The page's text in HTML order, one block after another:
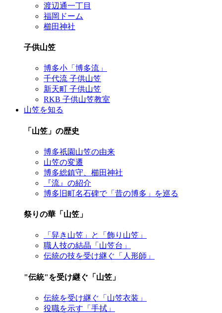
渡辺通一丁目
福岡ドーム
櫛田神社
子供山笠
博多小「博多流」
千代流 子供山笠
新天町 子供山笠
RKB 子供山笠教室
山笠を知る
「山笠」の歴史
博多祇園山笠の由来
山笠の変遷
博多総鎮守、櫛田神社
『流』の紹介
博多旧町名石碑で「昔の博多」を巡る
祭りの華「山笠」
「舁き山笠」と「飾り山笠」
職人技の結晶「山笠台」
伝統の技を受け継ぐ「人形師」
"伝統"を受け継ぐ「山笠」
伝統を受け継ぐ「山笠衣装」
役職を示す「手拭」